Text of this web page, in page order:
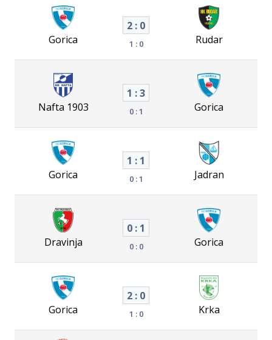
Gorica
2 : 0
1 : 0 Rudar
Nafta 1903
1 : 3
0 : 1 Gorica
Gorica
1 : 1
0 : 1 Jadran
Dravinja
0 : 1
0 : 0 Gorica
Gorica
2 : 0
1 : 0 Krka